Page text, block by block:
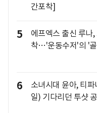
간포착]
5
에프엑스 출신 루나
착…'운동수저'의 '
6
소녀시대 윤아, 티
일) 기다리던 투샷